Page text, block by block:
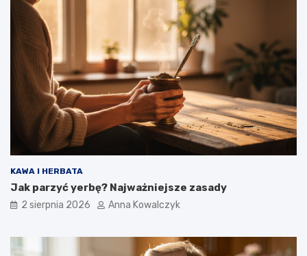
KAWA I HERBATA
Jak parzyć yerbę? Najważniejsze zasady
2 sierpnia 2026 Anna Kowalczyk